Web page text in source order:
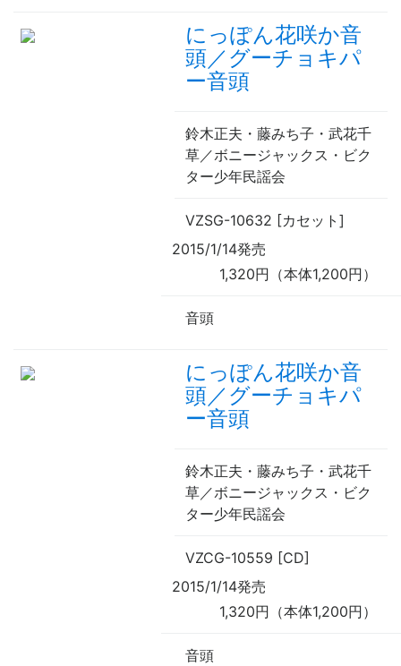
にっぽん花咲か音
頭／グーチョキパ
ー音頭
鈴木正夫・藤みち子・武花千
草／ボニージャックス・ビク
ター少年民謡会
VZSG-10632 [カセット]
2015/1/14発売
1,320円（本体1,200円）
音頭
にっぽん花咲か音
頭／グーチョキパ
ー音頭
鈴木正夫・藤みち子・武花千
草／ボニージャックス・ビク
ター少年民謡会
VZCG-10559 [CD]
2015/1/14発売
1,320円（本体1,200円）
音頭